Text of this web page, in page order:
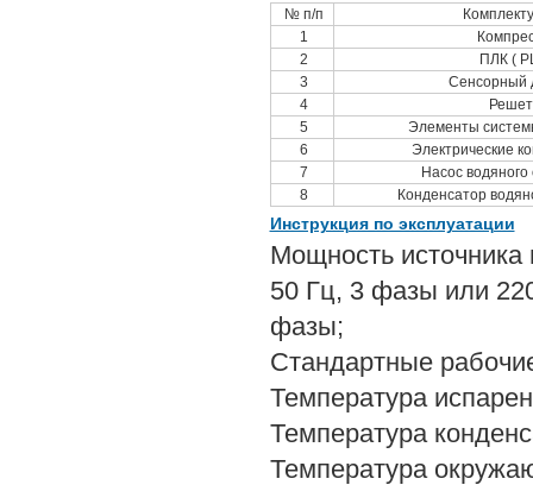
№ п/п
1
2
ПЛК (
3
Сенсорный
4
5
Элементы
6
Электрические
7
Насос
8
Конденсатор
Инструкция по эксплуатации
Мощность
50 Гц, 3 фазы или
фазы;
Стандартные
Температура
Температура
Температура